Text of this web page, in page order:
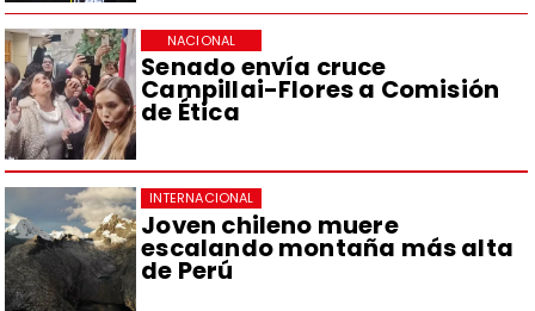
Senado envía cruce
Campillai-Flores a Comisión
de Ética
NACIONAL
Joven chileno muere
escalando montaña más alta
de Perú
INTERNACIONAL